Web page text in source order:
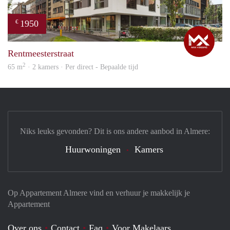
€ 1950
Max
Rentmeesterstraat
65 m2 · 2 kamers · Per direct - Bepaalde tijd
Op Appartement Almere vind en verhuur je makkelijk je
Appartement
Over ons Contact Faq Voor Makelaars
Niks leuks gevonden? Dit is ons andere aanbod in Almere:
Huurwoningen Kamers